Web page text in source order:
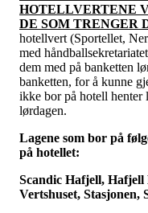
HOTELLVERTENE
DE SOM TRENGER
hotellvert (Sportellet,
med
dem med på banketten
banketten, for å kunne
ikke bor på hotell henter
lørdagen.
Lagene som bor på
på hotellet:
Scandic Hafjell, Hafjell
Vertshuset, Stasjonen,